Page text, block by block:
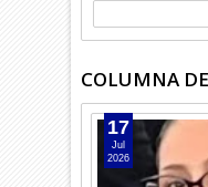
COLUMNA
17
Jul
2026